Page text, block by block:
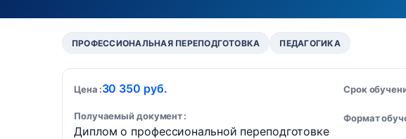
ПРОФЕССИОНАЛЬНАЯ ПЕРЕПОДГОТОВКА ПЕДАГОГИКА
Цена 30 350 руб. Срок
Получаемый документ
Диплом о профессиональной переподготовке
Формат